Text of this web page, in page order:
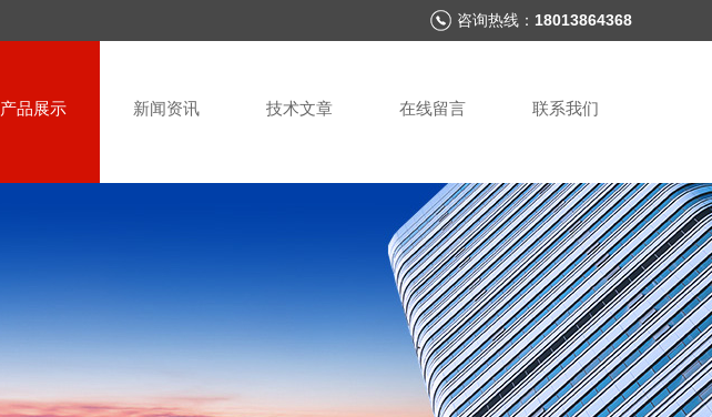
咨询热线： 18013864368
产品展示 新闻资讯 技术文章 在线留言 联系我们